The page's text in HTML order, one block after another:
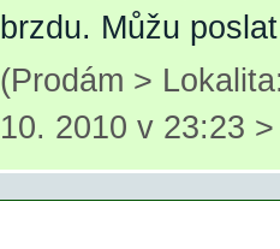
brzdu. Můžu
(Prodám >
10. 2010 v 23:23